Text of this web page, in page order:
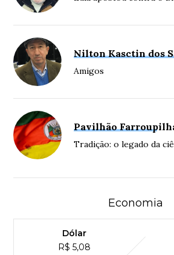
Nilton Kasctin dos
Amigos
Pavilhão
Tradição: o legado da
Economia
Dólar
R$ 5,08